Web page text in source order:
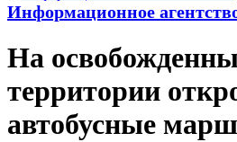
Информационное
На
территории
автобусные